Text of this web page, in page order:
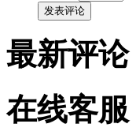
发表评论
最新评论
在线客服